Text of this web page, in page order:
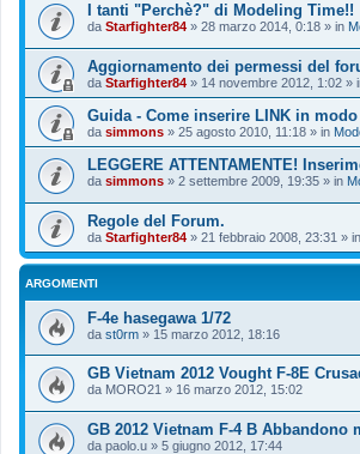
I tanti "Perchè?" di Modeling Time!!
da Starfighter84 » 28 marzo 2014, 0:18 » in
Aggiornamento dei permessi del
da Starfighter84 » 14 novembre 2012, 1:02 »
Guida - Come inserire LINK in
da simmons » 25 agosto 2010, 11:18 » in
LEGGERE ATTENTAMENTE!
da simmons » 2 settembre 2009, 19:35 » in
Regole del Forum.
da Starfighter84 » 21 febbraio 2008, 23:31 » in
ARGOMENTI
F-4e hasegawa 1/72
da st0rm » 15 marzo 2012, 18:16
GB Vietnam 2012 Vought F-8E
da MORO21 » 16 marzo 2012, 15:02
GB 2012 Vietnam F-4 B Abbandono
da paolo.u » 5 giugno 2012, 17:44